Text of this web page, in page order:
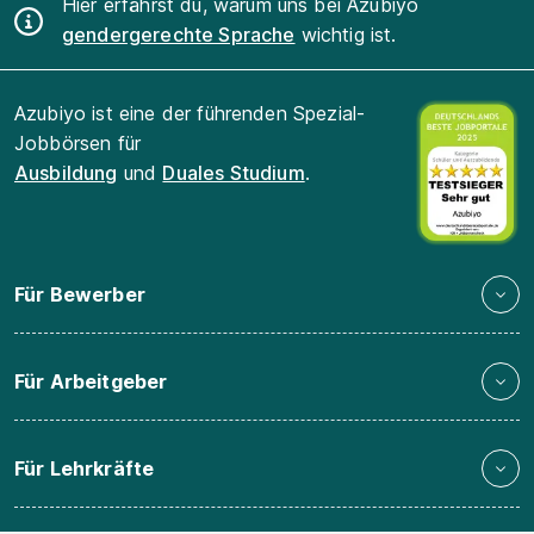
Hier erfährst du, warum uns bei Azubiyo
gendergerechte Sprache wichtig ist.
Azubiyo ist eine der führenden Spezial-
Jobbörsen für
Ausbildung und Duales Studium.
Für Bewerber
Für Arbeitgeber
Für Lehrkräfte